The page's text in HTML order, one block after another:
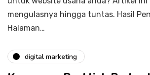
mengulasnya hingga tuntas. Hasil
Halaman…
digital marketing